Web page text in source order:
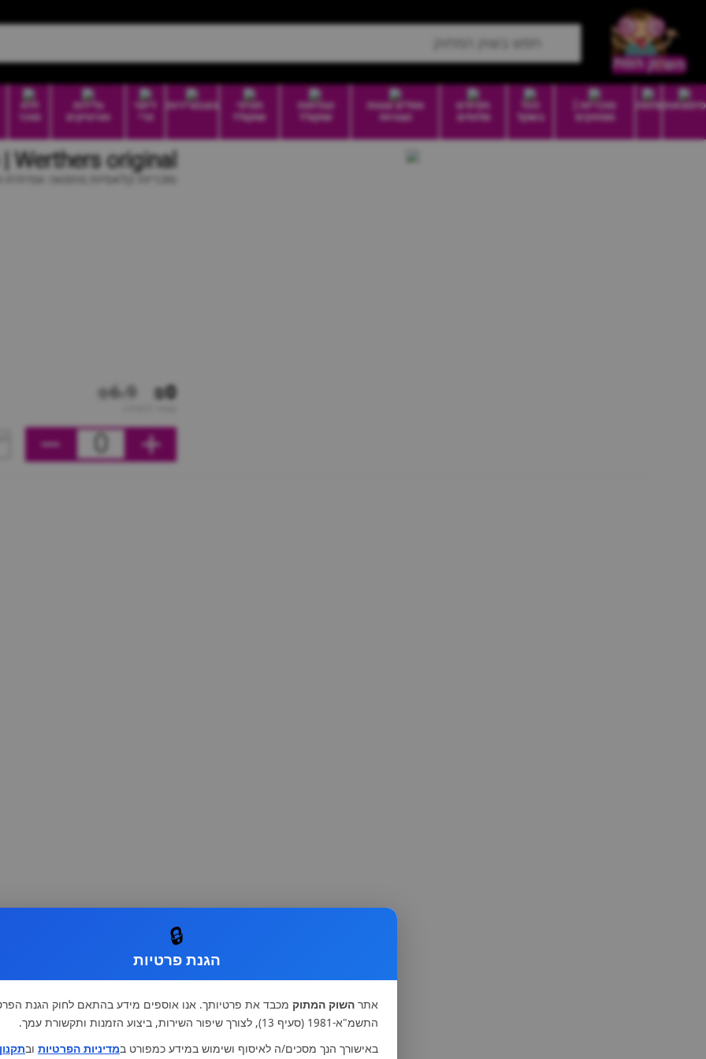
סיטונאותמזווה
סוכריות |
ממתקים
הכל
בשקל
חטיפים
מלוחים
וופלים עוגות
ועוגיות
טבלאות
שוקולד
חטיפי
שוקולד
בונבוניירות
דיוטי
פרי
גלידות
וארטיקים
ללא
סוכר
Werthers original | סוכריות חמאה
סוכריות קלאסיות מחמאה אמיתית
₪0
₪6.9
0
🔒
הגנת פרטיות
אתר השוק המתוק מכבד את פרטיותך. אנו אוספים מידע בהתאם לחוק הגנת
התשמ"א-1981 (סעיף 13), לצורך שיפור השירות, ביצוע הזמנות ותקשורת עמך.
באישורך הנך מסכים/ה לאיסוף ושימוש במידע כמפורט במדיניות הפרטיות ובתקנון